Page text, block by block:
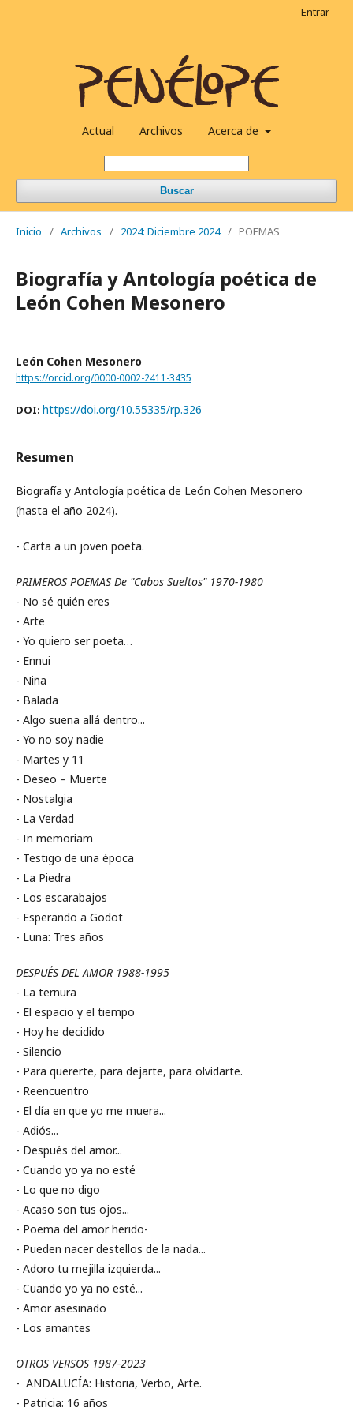
Actual Archivos Acerca de
Buscar
Entrar
Inicio / Archivos / 2024: Diciembre 2024 / POEMAS
Biografía y Antología poética de
León Cohen Mesonero
León Cohen Mesonero
https://orcid.org/0000-0002-2411-3435
DOI: https://doi.org/10.55335/rp.326
Resumen
Biografía y Antología poética de León Cohen Mesonero
(hasta el año 2024).
- Carta a un joven poeta.
PRIMEROS POEMAS De "Cabos Sueltos" 1970-1980
- No sé quién eres
- Arte
- Yo quiero ser poeta…
- Ennui
- Niña
- Balada
- Algo suena allá dentro...
- Yo no soy nadie
- Martes y 11
- Deseo – Muerte
- Nostalgia
- La Verdad
- In memoriam
- Testigo de una época
- La Piedra
- Los escarabajos
- Esperando a Godot
- Luna: Tres años
DESPUÉS DEL AMOR 1988-1995
- La ternura
- El espacio y el tiempo
- Hoy he decidido
- Silencio
- Para quererte, para dejarte, para olvidarte.
- Reencuentro
- El día en que yo me muera...
- Adiós...
- Después del amor...
- Cuando yo ya no esté
- Lo que no digo
- Acaso son tus ojos...
- Poema del amor herido-
- Pueden nacer destellos de la nada...
- Adoro tu mejilla izquierda...
- Cuando yo ya no esté...
- Amor asesinado
- Los amantes
OTROS VERSOS 1987-2023
- ANDALUCÍA: Historia, Verbo, Arte.
- Patricia: 16 años